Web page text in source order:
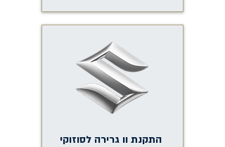
התקנת וו גרירה לסוזוקי